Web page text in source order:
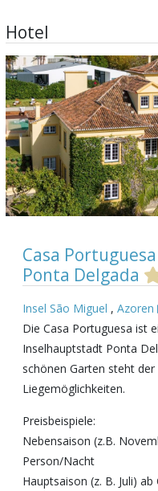
Hotel
Casa
Ponta Delgada
Insel São Miguel , Azoren
Die Casa Portuguesa ist
Inselhauptstadt Ponta
schönen Garten steht
Liegemöglichkeiten.
Preisbeispiele:
Nebensaison (z.B.
Person/Nacht
Hauptsaison (z. B. Juli)